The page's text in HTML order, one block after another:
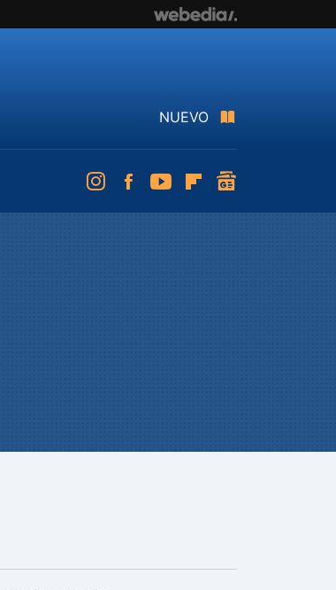
NUEVO
InstagramFacebookYoutubeFlipboard